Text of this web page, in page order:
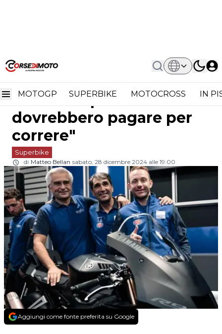
MOTOGP SUPERBIKE MOTOCROSS IN
Home Superbike
Supersport, Lucas Mahias: "I Piloti
Supersport, Lucas
Mahias: "I piloti non
dovrebbero pagare per
correre"
Superbike
di Matteo Bellan sabato, 28 dicembre 2024 alle 19:00
Aggiungi come fonte preferita su Google